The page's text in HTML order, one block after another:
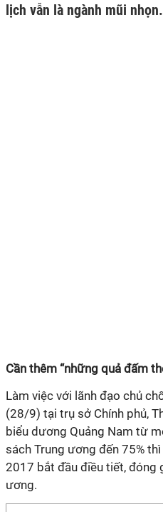
lịch vẫn là ngành mũi nhọn.
Cần thêm “những quả đấm
Làm việc với lãnh đạo chủ
(28/9) tại trụ sở Chính phủ,
biểu dương Quảng Nam từ
sách Trung ương đến 75%
2017 bắt đầu điều tiết, đóng
ương.